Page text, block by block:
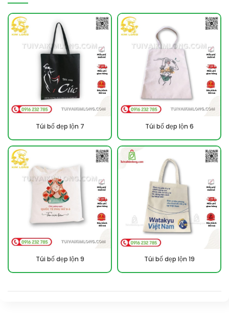
Túi bố dẹp lộn 7 Túi bố dẹp lộn 6
Túi bố dẹp lộn 9 Túi bố dẹp lộn 19